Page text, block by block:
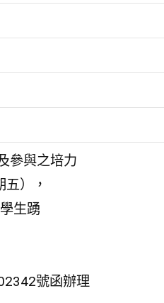
參與之培力
），
生踴
號函辦理